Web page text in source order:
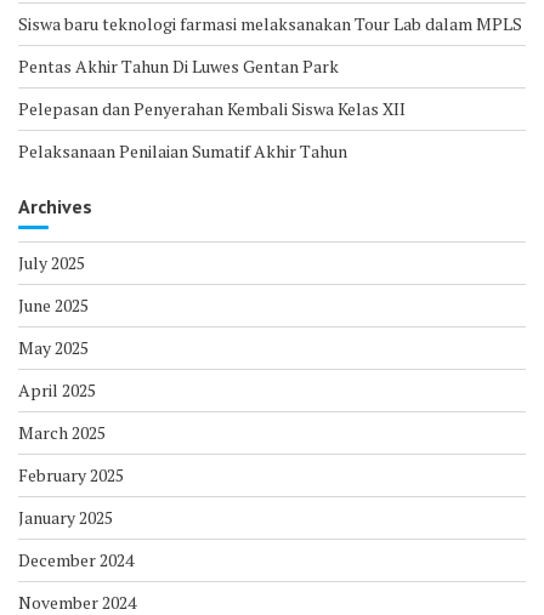
Siswa baru teknologi farmasi melaksanakan Tour Lab dalam MPLS
Pentas Akhir Tahun Di Luwes Gentan Park
Pelepasan dan Penyerahan Kembali Siswa Kelas XII
Pelaksanaan Penilaian Sumatif Akhir Tahun
Archives
July 2025
June 2025
May 2025
April 2025
March 2025
February 2025
January 2025
December 2024
November 2024